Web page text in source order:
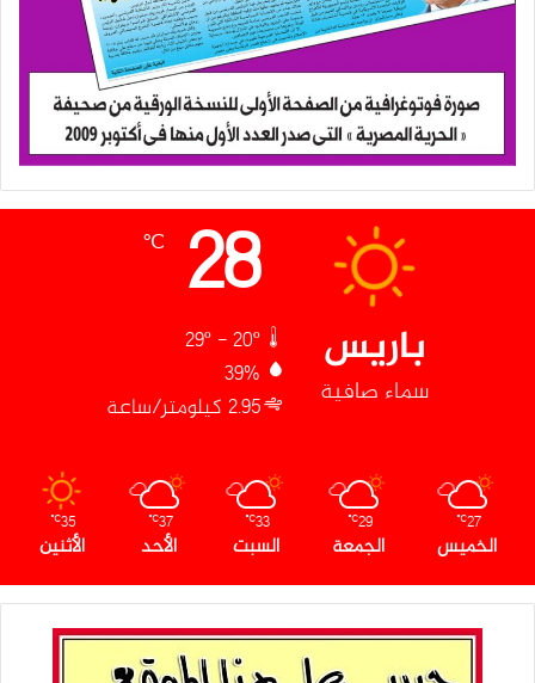
باريس
سماء صافية
28
℃
39%
2.95 كيلومتر/ساعة
27
℃
الخميس
29
℃
الجمعة
33
℃
السبت
37
℃
الأحد
35
℃
الأثنين